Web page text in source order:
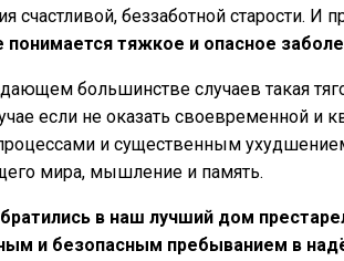
счастливой, беззаботной старости. И
понимается тяжкое и опасное
большинстве случаев такая
если не оказать своевременной и
и существенным ухудшением
мира, мышление и память.
в наш лучший дом
и безопасным пребыванием в